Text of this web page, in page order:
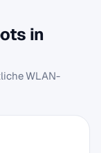
in
WLAN-